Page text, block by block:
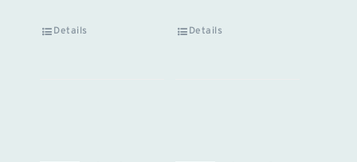
Details Details